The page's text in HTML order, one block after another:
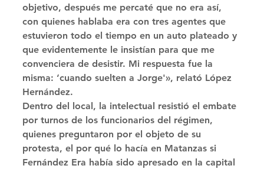
objetivo, después me percaté que no era así,
con quienes hablaba era con tres agentes que
estuvieron todo el tiempo en un auto plateado y
que evidentemente le insistían para que me
convenciera de desistir. Mi respuesta fue la
misma: ‘cuando suelten a Jorge'», relató López
Hernández.
Dentro del local, la intelectual resistió el embate
por turnos de los funcionarios del régimen,
quienes preguntaron por el objeto de su
protesta, el por qué lo hacía en Matanzas si
Fernández Era había sido apresado en la capital